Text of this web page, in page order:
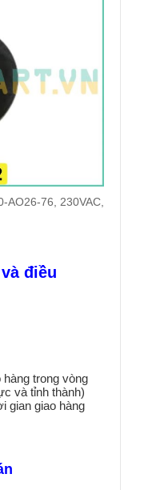
AO26-76, 230VAC,
điều
hàng trong vòng
và tỉnh thành)
gian giao hàng